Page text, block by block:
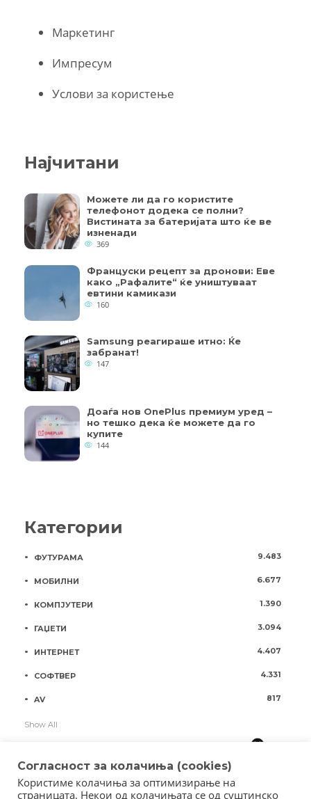
Маркетинг
Импресум
Услови за користење
Најчитани
Можете ли да го користите
телефонот додека се полни?
Вистината за батеријата што ќе ве
изненади
369
Француски рецепт за дронови: Еве
како „Рафалите“ ќе уништуваат
евтини камикази
160
Samsung реагираше итно: Ќе
забранат!
147
Доаѓа нов OnePlus премиум уред –
но тешко дека ќе можете да го
купите
144
Категории
ФУТУРАМА 9.483
МОБИЛНИ 6.677
КОМПЈУТЕРИ 1.390
ГАЏЕТИ 3.094
ИНТЕРНЕТ 4.407
СОФТВЕР 4.331
AV 817
Show All
Согласност за колачиња (cookies)
Користиме колачиња за оптимизирање на
страницата. Некои од колачињата се од суштинско